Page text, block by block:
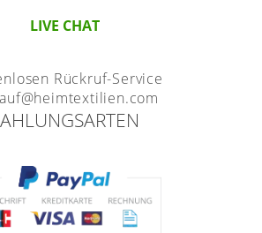
LIVE CHAT
Rückruf-Service